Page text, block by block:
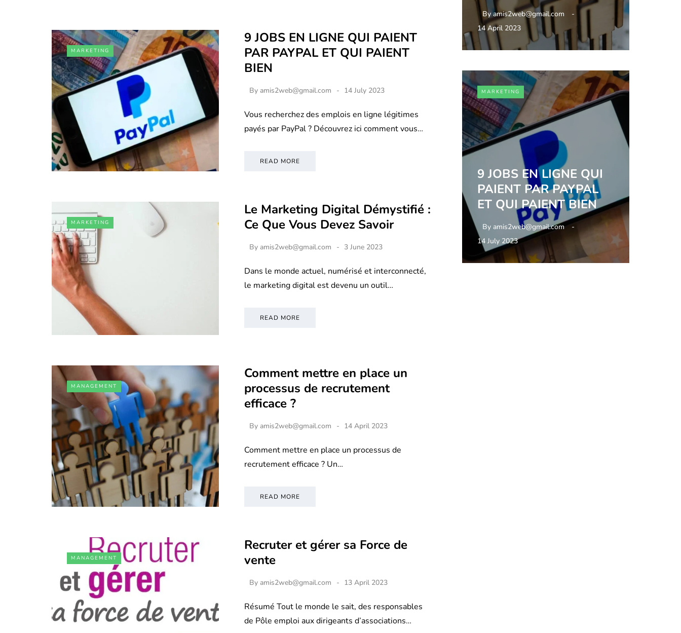
MARKETING
9 JOBS EN LIGNE QUI PAIENT
PAR PAYPAL ET QUI PAIENT
BIEN
By amis2web@gmail.com 14 July 2023
Vous recherchez des emplois en ligne légitimes
payés par PayPal ? Découvrez ici comment vous…
READ MORE
MARKETING
Le Marketing Digital Démystifié :
Ce Que Vous Devez Savoir
By amis2web@gmail.com 3 June 2023
Dans le monde actuel, numérisé et interconnecté,
le marketing digital est devenu un outil…
READ MORE
MANAGEMENT
Comment mettre en place un
processus de recrutement
efficace ?
By amis2web@gmail.com 14 April 2023
Comment mettre en place un processus de
recrutement efficace ? Un…
READ MORE
MANAGEMENT
Recruter et gérer sa Force de
vente
By amis2web@gmail.com 13 April 2023
Résumé Tout le monde le sait, des responsables
de Pôle emploi aux dirigeants d’associations…
Byamis2web@gmail.com
14 April 2023
MARKETING
9 JOBS EN LIGNE QUI
PAIENT PAR PAYPAL
ET QUI PAIENT BIEN
By amis2web@gmail.com
14 July 2023